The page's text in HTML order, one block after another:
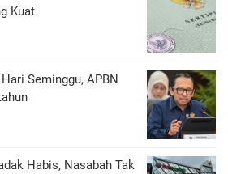
Kuat
Seminggu, APBN
Habis, Nasabah Tak